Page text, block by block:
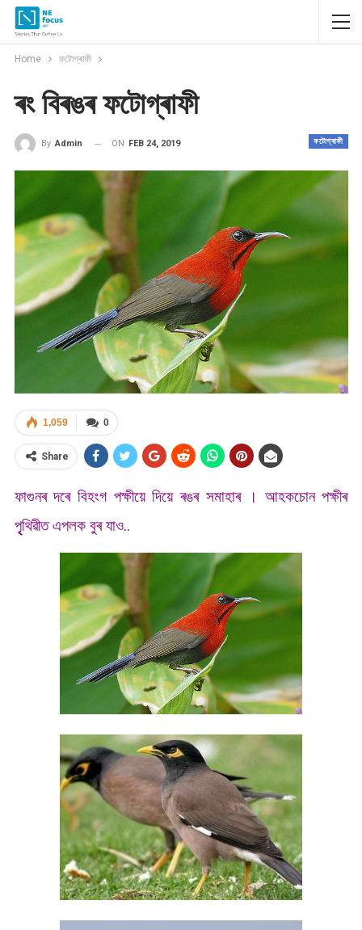
Home ফটোগ্ৰাফী
ৰং বিৰঙৰ ফটোগ্ৰাফী
ফটোগ্ৰাফী
By Admin ON FEB 24, 2019
0
1,059
Share
ফাগুনৰ দৰে বিহংগ পক্ষীয়ে দিয়ে ৰঙৰ সমাহাৰ । আহকচোন পক্ষীৰ
পৃৃৃথিৱীত এপলক বুৰ যাও..